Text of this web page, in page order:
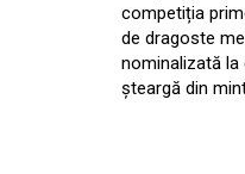
competiția
de dragoste
nominalizată la
șteargă din